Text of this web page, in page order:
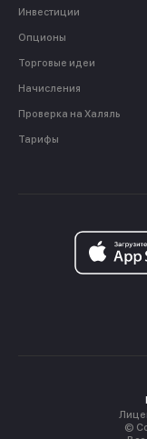
Инвестиции
Опционы
Торговые идеи
Начисления
Проверка на Халяль
Тарифы
©